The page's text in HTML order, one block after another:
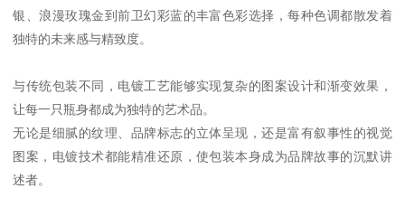
银、浪漫玫瑰金到前卫幻彩蓝的丰富色彩选择，每种色调都散发着
独特的未来感与精致度。
与传统包装不同，电镀工艺能够实现复杂的图案设计和渐变效果，
让每一只瓶身都成为独特的艺术品。
无论是细腻的纹理、品牌标志的立体呈现，还是富有叙事性的视觉
图案，电镀技术都能精准还原，使包装本身成为品牌故事的沉默讲
述者。